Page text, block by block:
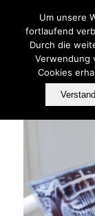
Um unsere
fortlaufend
Durch die
Verwendung
Cookies